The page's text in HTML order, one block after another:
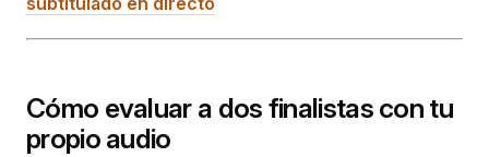
Cómo evaluar a dos finalistas con tu
propio audio